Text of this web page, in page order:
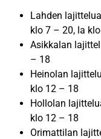
Lahden
klo 7 – 20, la
Asikkalan
– 18
Heinolan
klo 12 – 18
Hollolan
klo 12 – 18
Orimattilan